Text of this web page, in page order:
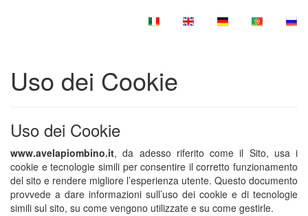
Uso dei Cookie
Uso dei Cookie
www.avelapiombino.it, da adesso riferito come il Sito, usa i
cookie e tecnologie simili per consentire il corretto funzionamento
del sito e rendere migliore l’esperienza utente. Questo documento
provvede a dare informazioni sull’uso dei cookie e di tecnologie
simili sul sito, su come vengono utilizzate e su come gestirle.